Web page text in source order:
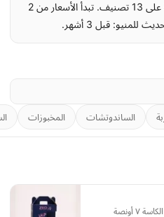
يقدّم زد في جدة 116 صنفاً موزّعة على 13 تصنيف. تبدأ الأسعار من 2
الساندوتشات المخبوزات